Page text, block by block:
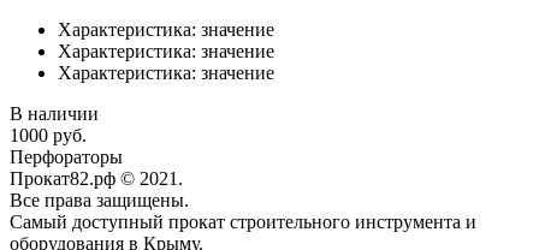
Характеристика: значение
Характеристика: значение
Характеристика: значение
В наличии
1000 руб.
Перфораторы
Прокат82.рф © 2021.
Все права защищены.
Самый доступный прокат строительного инструмента и
оборудования в Крыму.